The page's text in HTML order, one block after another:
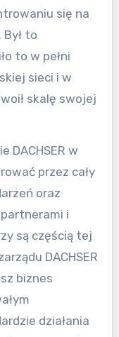
się na
to
to w pełni
sieci i w
skalę swojej
DACHSER w
przez cały
oraz
i
są częścią tej
DACHSER
biznes
działania